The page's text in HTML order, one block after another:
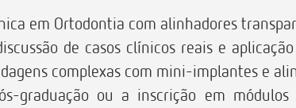
em Ortodontia com alinhadores
de casos clínicos reais e
complexas com mini-implantes e
ou a inscrição em módulos